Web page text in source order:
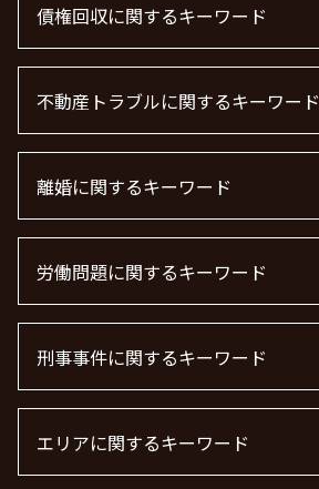
下請法 改正 2026
顧問弁護士 メリット
企業法務とは
法律事務所 m&a
顧問弁護士 個人事業主
m&a 弁護士 費用
顧問弁護士とは
退職勧奨 言ってはいけない
企業法務
m&a 弁護士
顧問弁護士 費用
企業法務 弁護士
顧問弁護士 契約
債権回収に関するキーワード
債権回収 無視
債権回収 時効
債権回収 個人
債権回収 弁護士
売掛金 未回収
債権回収 弁護士 費用
借金 時効 個人
借金 時効の援用 その後
債権回収
借金 時効
不動産トラブルに関するキーワード
不動産 トラブル相談
不動産屋 トラブル 相談
不動産 トラブル 相談 東京都
不動産 賃貸 トラブル相談
不動産賃貸 弁護士
不動産トラブル 相談
賃貸 苦情 どこに
管理会社 トラブル 相談
離婚に関するキーワード
離婚公正証書
離婚 しない 場合 慰謝料相場
離婚調停 流れ
浮気 離婚 慰謝料相場
離婚 慰謝料とは
離婚 慰謝料なし
共同親権 制度
労働問題に関するキーワード
労働問題 相談
労働問題 種類
残業代 未払い
労働問題 最近
労働問題に強い弁護士
刑事事件に関するキーワード
脅迫罪 構成要件
脅迫罪 懲役
エリアに関するキーワード